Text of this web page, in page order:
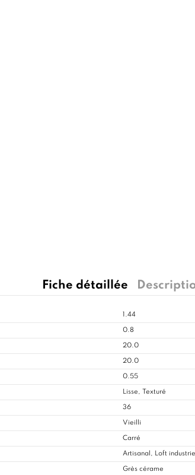
Fiche détaillée
1.44
0.8
20.0
20.0
0.55
Lisse, Texturé
36
Vieilli
Carré
Artisanal, Loft
Grès cérame